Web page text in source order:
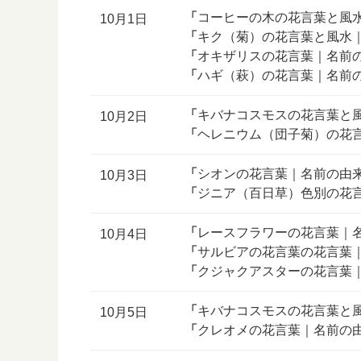
10月1日 「 コーヒーの木の花言葉と風
「 キク（菊）の花言葉と風水
「 オキザリスの花言葉｜名前
「 ハギ（萩）の花言葉｜名前
10月2日 「 キバナコスモスの花言葉と
「 ヘレニウム（団子菊）の花
10月3日 「 シオンの花言葉｜名前の由
「 ジニア（百日草）色別の花
10月4日 「 レースフラワーの花言葉｜
「 サルビアの花言葉の花言葉
「 クジャクアスターの花言葉
10月5日 「 キバナコスモスの花言葉と
「 クレオメの花言葉｜名前の